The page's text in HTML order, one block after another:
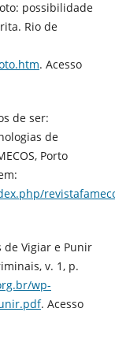
possibilidade
Rio de
. Acesso
de ser:
de
Porto
de Vigiar e Punir
v. 1, p.
wp-
. Acesso